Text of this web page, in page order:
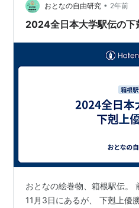
大槻ケンヂ
内山勇輝
おとなの自由研究 • 2年前
2024全日本大学駅伝の下
おとなの絵巻物、箱根駅伝。
11月3日にあるが、 下剋上優